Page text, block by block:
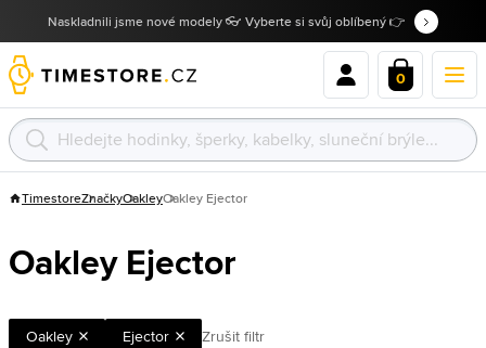
Naskladnili jsme nové modely 👓 Vyberte si svůj oblíbený 👉
0
TimestoreZnačkyOakleyOakley Ejector
Oakley Ejector
Oakley Ejector Zrušit filtr